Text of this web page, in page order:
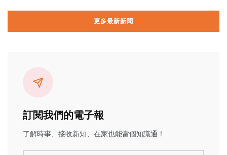
更多最新新聞
訂閱我們的電子報
了解時事、接收新知、在家也能當個知識通！